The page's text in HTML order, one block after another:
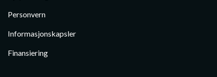
Personvern
Informasjonskapsler
Finansiering